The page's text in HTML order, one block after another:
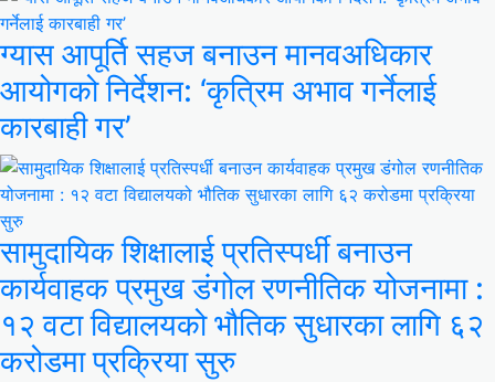
ग्यास आपूर्ति सहज बनाउन मानवअधिकार
आयोगको निर्देशन: ‘कृत्रिम अभाव गर्नेलाई
कारबाही गर’
सामुदायिक शिक्षालाई प्रतिस्पर्धी बनाउन
कार्यवाहक प्रमुख डंगोल रणनीतिक योजनामा :
१२ वटा विद्यालयको भौतिक सुधारका लागि ६२
करोडमा प्रक्रिया सुरु